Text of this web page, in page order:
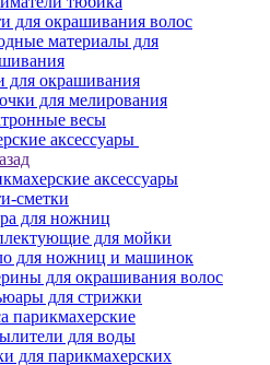
для окрашивания волос
материалы для
для окрашивания
для мелирования
весы
аксессуары
аксессуары
сметки
для ножниц
для мойки
для ножниц и машинок
для окрашивания волос
для стрижки
парикмахерские
для воды
для парикмахерских